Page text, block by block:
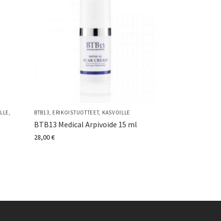
,
BTB13, ERIKOISTUOTTEET, KASVOILLE
BTB13 Medical Arpivoide 15 ml
28,00€